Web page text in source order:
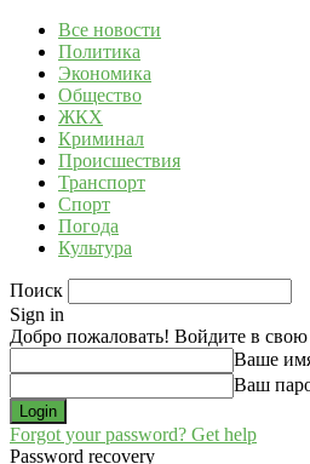
Все новости
Политика
Экономика
Общество
ЖКХ
Криминал
Происшествия
Транспорт
Спорт
Погода
Культура
Поиск
Sign in
Добро пожаловать! Войдите в
Ваше
Ваш
Forgot your password? Get help
Password recovery